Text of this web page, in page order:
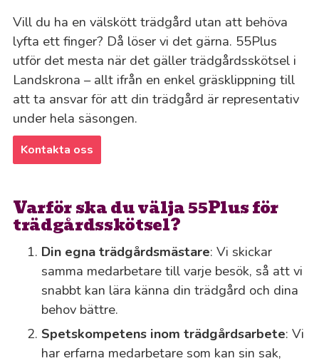
Vill du ha en välskött trädgård utan att behöva
lyfta ett finger? Då löser vi det gärna. 55Plus
utför det mesta när det gäller trädgårdsskötsel i
Landskrona – allt ifrån en enkel gräsklippning till
att ta ansvar för att din trädgård är representativ
under hela säsongen.
Kontakta oss
Varför ska du välja 55Plus för
trädgårdsskötsel?
Din egna trädgårdsmästare: Vi skickar
samma medarbetare till varje besök, så att vi
snabbt kan lära känna din trädgård och dina
behov bättre.
Spetskompetens inom trädgårdsarbete: Vi
har erfarna medarbetare som kan sin sak,